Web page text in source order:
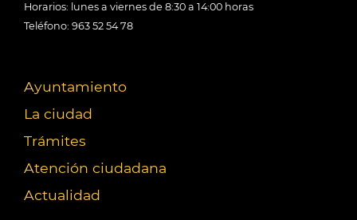
Horarios: lunes a viernes de 8:30 a 14:00 horas
Teléfono: 963 52 54 78
Ayuntamiento
La ciudad
Trámites
Atención ciudadana
Actualidad